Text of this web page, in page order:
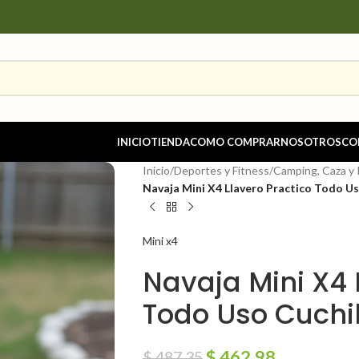
INICIOTIENDACOMO COMPRARNOSOTROS
Inicio/Deportes y Fitness/Camping, Caza y
Navaja Mini X4 Llavero Practico Todo
Mini x4
Navaja Mini
Todo Uso